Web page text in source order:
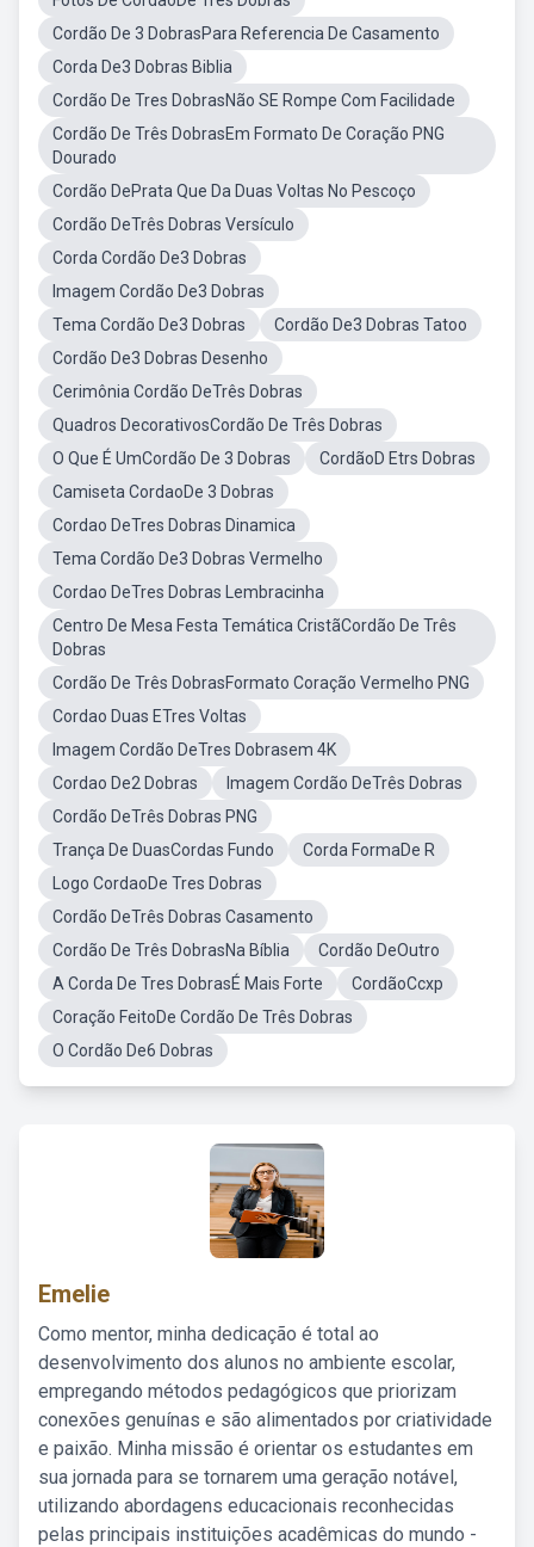
Cordão De 3 DobrasPara Referencia De Casamento
Corda De3 Dobras Biblia
Cordão De Tres DobrasNão SE Rompe Com Facilidade
Cordão De Três DobrasEm Formato De Coração PNG
Dourado
Cordão DePrata Que Da Duas Voltas No Pescoço
Cordão DeTrês Dobras Versículo
Corda Cordão De3 Dobras
Imagem Cordão De3 Dobras
Tema Cordão De3 Dobras
Cordão De3 Dobras Tatoo
Cordão De3 Dobras Desenho
Cerimônia Cordão DeTrês Dobras
Quadros DecorativosCordão De Três Dobras
O Que É UmCordão De 3 Dobras
CordãoD Etrs Dobras
Camiseta CordaoDe 3 Dobras
Cordao DeTres Dobras Dinamica
Tema Cordão De3 Dobras Vermelho
Cordao DeTres Dobras Lembracinha
Centro De Mesa Festa Temática CristãCordão De Três
Dobras
Cordão De Três DobrasFormato Coração Vermelho PNG
Cordao Duas ETres Voltas
Imagem Cordão DeTres Dobrasem 4K
Cordao De2 Dobras
Imagem Cordão DeTrês Dobras
Cordão DeTrês Dobras PNG
Trança De DuasCordas Fundo
Corda FormaDe R
Logo CordaoDe Tres Dobras
Cordão DeTrês Dobras Casamento
Cordão De Três DobrasNa Bíblia
Cordão DeOutro
A Corda De Tres DobrasÉ Mais Forte
CordãoCcxp
Coração FeitoDe Cordão De Três Dobras
O Cordão De6 Dobras
Emelie
Como mentor, minha dedicação é total ao
desenvolvimento dos alunos no ambiente escolar,
empregando métodos pedagógicos que priorizam
conexões genuínas e são alimentados por criatividade
e paixão. Minha missão é orientar os estudantes em
sua jornada para se tornarem uma geração notável,
utilizando abordagens educacionais reconhecidas
pelas principais instituições acadêmicas do mundo -